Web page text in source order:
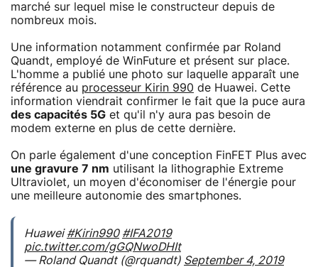
marché sur lequel mise le constructeur depuis de
nombreux mois.
Une information notamment confirmée par Roland
Quandt, employé de WinFuture et présent sur place.
L'homme a publié une photo sur laquelle apparaît une
référence au processeur Kirin 990 de Huawei. Cette
information viendrait confirmer le fait que la puce aura
des capacités 5G et qu'il n'y aura pas besoin de
modem externe en plus de cette dernière.
On parle également d'une conception FinFET Plus avec
une gravure 7 nm utilisant la lithographie Extreme
Ultraviolet, un moyen d'économiser de l'énergie pour
une meilleure autonomie des smartphones.
Huawei#Kirin990 #IFA2019
pic.twitter.com/gGQNwoDHIt
— Roland Quandt (@rquandt) September 4, 2019